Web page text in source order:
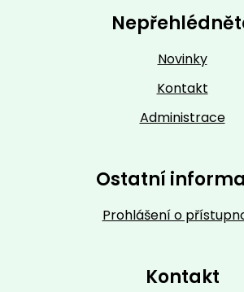
Novinky
Kontakt
Administrace
Ostatní
Prohlášení o
Kontakt